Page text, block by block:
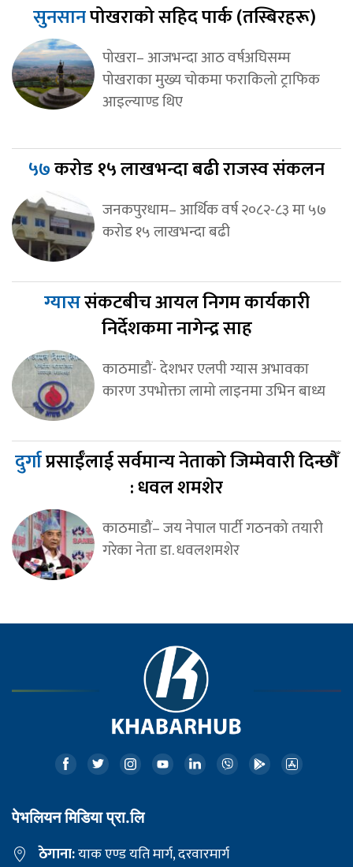
सुनसानपोखराको सहिद पार्क (तस्बिरहरू)
पोखरा– आजभन्दा आठ वर्षअघिसम्म
पोखराका मुख्य चोकमा फराकिलो ट्राफिक
आइल्याण्ड थिए
५७करोड १५ लाखभन्दा बढी राजस्व संकलन
जनकपुरधाम– आर्थिक वर्ष २०८२-८३ मा ५७
करोड १५ लाखभन्दा बढी
ग्याससंकटबीच आयल निगम कार्यकारी
निर्देशकमा नागेन्द्र साह
काठमाडौं- देशभर एलपी ग्यास अभावका
कारण उपभोक्ता लामो लाइनमा उभिन बाध्य
दुर्गाप्रसाईँलाई सर्वमान्य नेताको जिम्मेवारी दिन्छौँ
: धवल शमशेर
काठमाडौं– जय नेपाल पार्टी गठनको तयारी
गरेका नेता डा. धवलशमशेर
पेभलियन मिडिया प्रा.लि
ठेगाना:याक एण्ड यति मार्ग, दरवारमार्ग